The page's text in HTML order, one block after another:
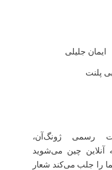
ایمان جلیلی
پلنت
رسمی ژونگ‌آن،
آنلاین چین می‌شوید
را جلب می‌کند شعار